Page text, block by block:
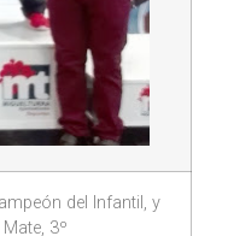
del Infantil, y
3º